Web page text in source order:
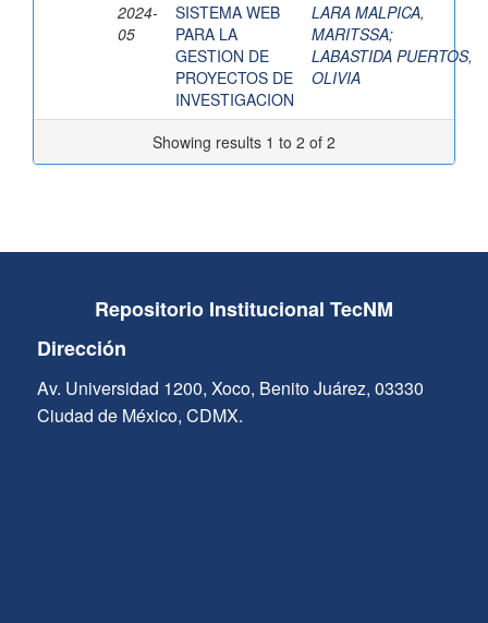
2024-
05
SISTEMA WEB
PARA LA
GESTION DE
PROYECTOS DE
INVESTIGACION
LARA MALPICA,
MARITSSA;
LABASTIDA PUERTOS,
OLIVIA
Showing results 1 to 2 of 2
Repositorio Institucional TecNM
Dirección
Av. Universidad 1200, Xoco, Benito Juárez, 03330
Ciudad de México, CDMX.